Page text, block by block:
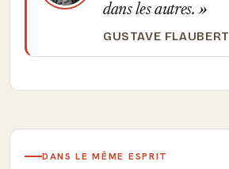
dans les autres.
GUSTAVE FLAUBERT
DANS LE MÊME ESPRIT